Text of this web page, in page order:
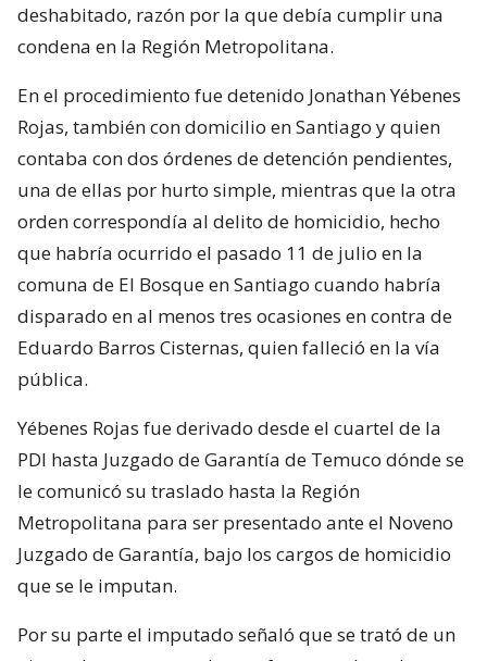
deshabitado, razón por la que debía cumplir una
condena en la Región Metropolitana.
En el procedimiento fue detenido Jonathan Yébenes
Rojas, también con domicilio en Santiago y quien
contaba con dos órdenes de detención pendientes,
una de ellas por hurto simple, mientras que la otra
orden correspondía al delito de homicidio, hecho
que habría ocurrido el pasado 11 de julio en la
comuna de El Bosque en Santiago cuando habría
disparado en al menos tres ocasiones en contra de
Eduardo Barros Cisternas, quien falleció en la vía
pública.
Yébenes Rojas fue derivado desde el cuartel de la
PDI hasta Juzgado de Garantía de Temuco dónde se
le comunicó su traslado hasta la Región
Metropolitana para ser presentado ante el Noveno
Juzgado de Garantía, bajo los cargos de homicidio
que se le imputan.
Por su parte el imputado señaló que se trató de un